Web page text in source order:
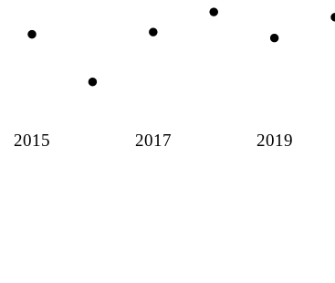
2015 2017 2019